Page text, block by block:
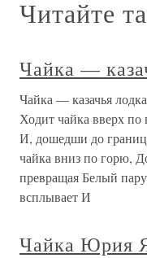
Читайте
Чайка —
Чайка — казачья
Ходит чайка вверх
И, дошедши до
чайка вниз по горю,
превращая Белый
всплывает И
Чайка Юрия